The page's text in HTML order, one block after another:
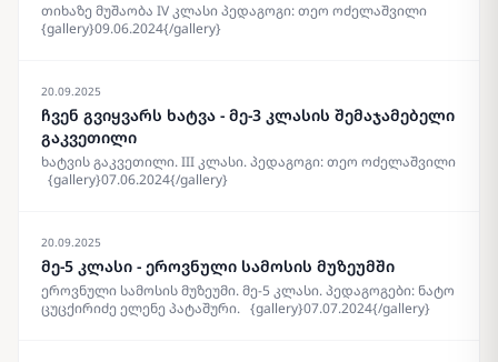
თიხაზე მუშაობა IV კლასი პედაგოგი: თეო ოძელაშვილი
{gallery}09.06.2024{/gallery}
20.09.2025
ჩვენ გვიყვარს ხატვა - მე-3 კლასის შემაჯამებელი
გაკვეთილი
ხატვის გაკვეთილი. III კლასი. პედაგოგი: თეო ოძელაშვილი
{gallery}07.06.2024{/gallery}
20.09.2025
მე-5 კლასი - ეროვნული სამოსის მუზეუმში
ეროვნული სამოსის მუზეუმი. მე-5 კლასი. პედაგოგები: ნატო
ცუცქირიძე ელენე პატაშური. {gallery}07.07.2024{/gallery}